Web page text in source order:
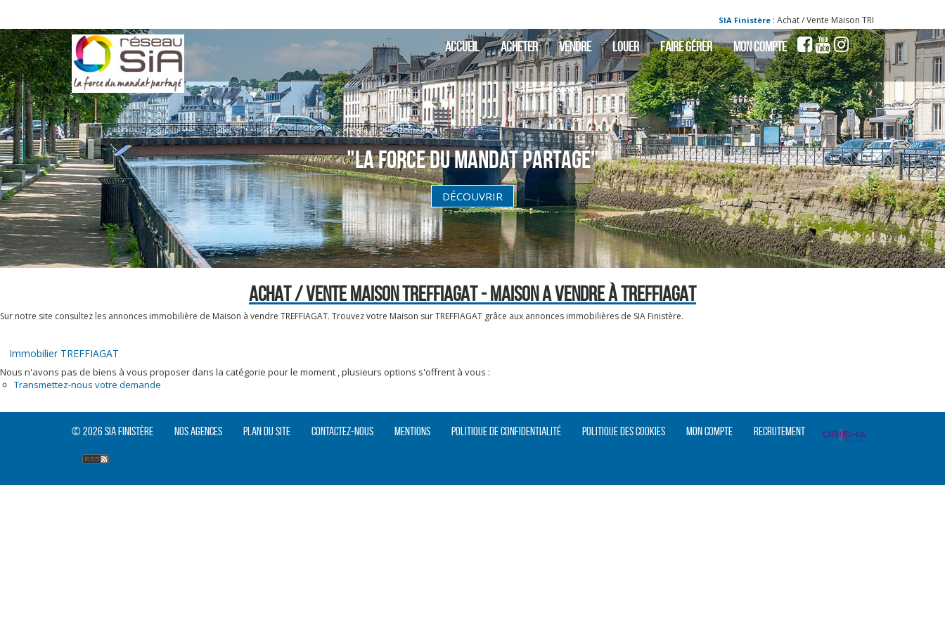
SIA Finistère: Achat / Vente Maison TREFFIAGAT - Maison a
ACCUEIL ACHETER VENDRE LOUER FAIRE GÉRER MON COMPTE
"La Force du Mandat partagé"
DÉCOUVRIR
ACHAT / VENTE MAISON TREFFIAGAT - MAISON A VENDRE À TREFFIAGAT
Sur notre site consultez les annonces immobilière de Maison à vendre TREFFIAGAT. Trouvez votre Maison sur TREFFIAGAT grâce aux annonces immobilières de SIA Finistère.
Immobilier TREFFIAGAT
Nous n'avons pas de biens à vous proposer dans la catégorie pour le moment , plusieurs options s'offrent à vous :
Transmettez-nous votre demande
© 2026 SIA Finistère Nos agences Plan du site Contactez-nous Mentions Politique de confidentialité Politique des cookies Mon compte Recrutement